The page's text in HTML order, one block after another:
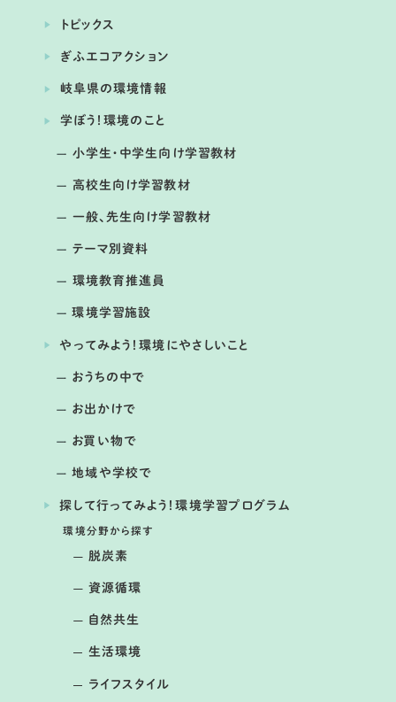
トンボから見た水辺環境の変化とこれ
から私たちにできること
開催日の変更あり）
ままず調査団
ー
トピックス
ぎふエコアクション
岐阜県の環境情報
学ぼう！環境のこと
小学生・中学生向け学習教材
高校生向け学習教材
一般、先生向け学習教材
テーマ別資料
環境教育推進員
環境学習施設
やってみよう！環境にやさしいこと
おうちの中で
お出かけで
お買い物で
地域や学校で
探して行ってみよう！環境学習プログラム
環境分野から探す
脱炭素
資源循環
自然共生
生活環境
ライフスタイル